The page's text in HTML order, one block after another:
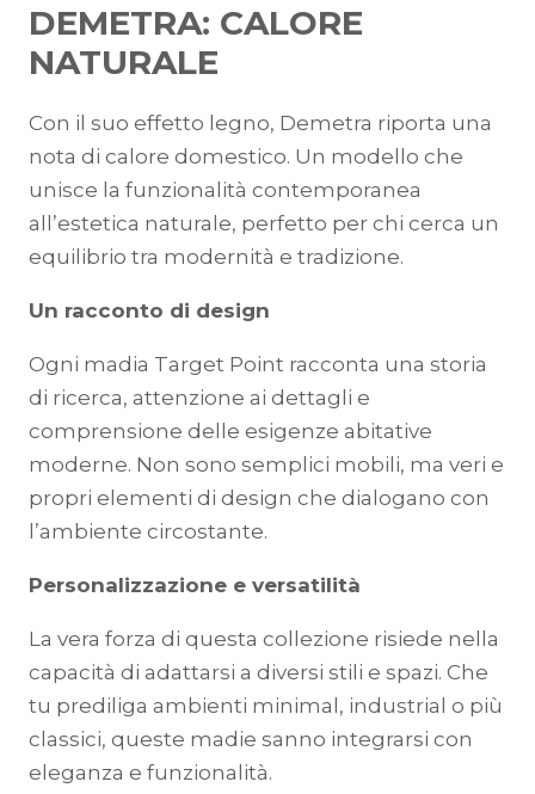
DEMETRA: CALORE
NATURALE
Con il suo effetto legno, Demetra riporta una
nota di calore domestico. Un modello che
unisce la funzionalità contemporanea
all’estetica naturale, perfetto per chi cerca un
equilibrio tra modernità e tradizione.
Un racconto di design
Ogni madia Target Point racconta una storia
di ricerca, attenzione ai dettagli e
comprensione delle esigenze abitative
moderne. Non sono semplici mobili, ma veri e
propri elementi di design che dialogano con
l’ambiente circostante.
Personalizzazione e versatilità
La vera forza di questa collezione risiede nella
capacità di adattarsi a diversi stili e spazi. Che
tu prediliga ambienti minimal, industrial o più
classici, queste madie sanno integrarsi con
eleganza e funzionalità.